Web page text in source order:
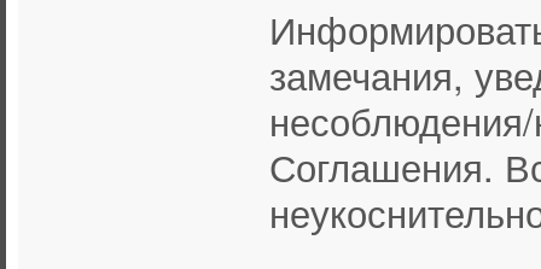
замечания,
Соглашения.